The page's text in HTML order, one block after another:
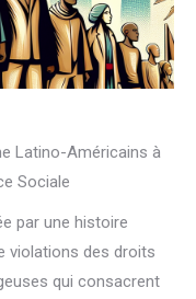
Latino-Américains à
Sociale
par une histoire
violations des droits
qui consacrent